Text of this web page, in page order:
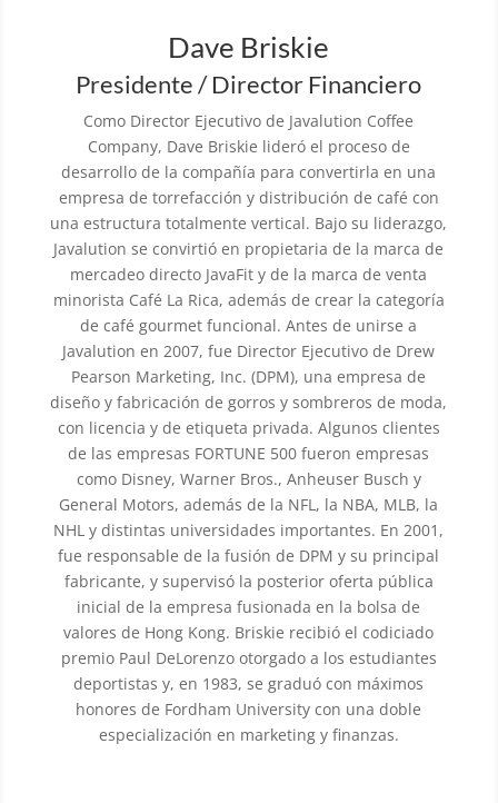
Dave Briskie
Presidente / Director Financiero
Como Director Ejecutivo de Javalution Coffee
Company, Dave Briskie lideró el proceso de
desarrollo de la compañía para convertirla en una
empresa de torrefacción y distribución de café con
una estructura totalmente vertical. Bajo su liderazgo,
Javalution se convirtió en propietaria de la marca de
mercadeo directo JavaFit y de la marca de venta
minorista Café La Rica, además de crear la categoría
de café gourmet funcional. Antes de unirse a
Javalution en 2007, fue Director Ejecutivo de Drew
Pearson Marketing, Inc. (DPM), una empresa de
diseño y fabricación de gorros y sombreros de moda,
con licencia y de etiqueta privada. Algunos clientes
de las empresas FORTUNE 500 fueron empresas
como Disney, Warner Bros., Anheuser Busch y
General Motors, además de la NFL, la NBA, MLB, la
NHL y distintas universidades importantes. En 2001,
fue responsable de la fusión de DPM y su principal
fabricante, y supervisó la posterior oferta pública
inicial de la empresa fusionada en la bolsa de
valores de Hong Kong. Briskie recibió el codiciado
premio Paul DeLorenzo otorgado a los estudiantes
deportistas y, en 1983, se graduó con máximos
honores de Fordham University con una doble
especialización en marketing y finanzas.